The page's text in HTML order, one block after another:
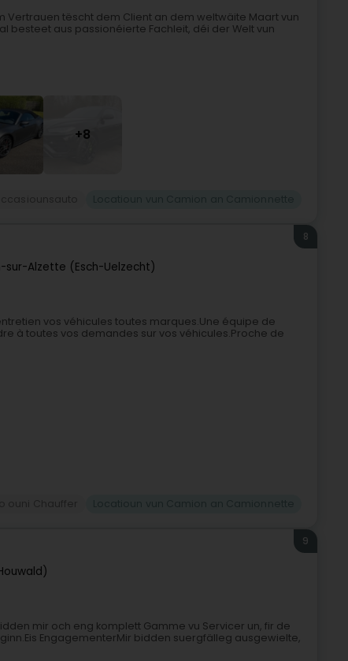
vum Vertrauen tëscht dem Client an dem weltwäite Maart vun
besteet aus passionéierte Fachleit, déi der Welt vun
+8
sur-Alzette (Esch-Uelzecht)
8
vos véhicules toutes marques.Une équipe de
à toutes vos demandes sur vos véhicules.Proche de
9
mir och eng komplett Gamme vu Servicer un, fir de
EngagementerMir bidden suergfälleg ausgewielte,